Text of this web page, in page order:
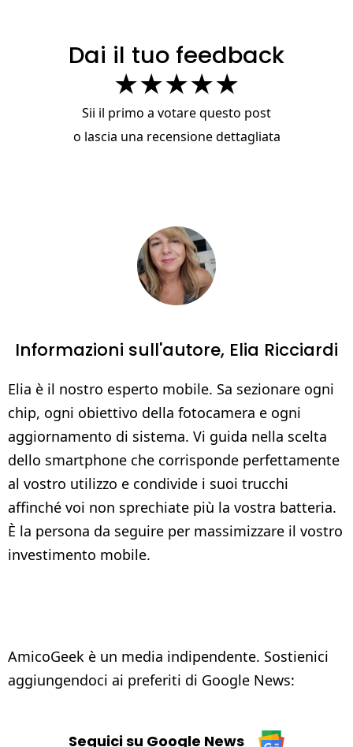
Dai il tuo feedback
★★★★★
Sii il primo a votare questo post
o lascia una recensione dettagliata
Informazioni sull'autore, Elia Ricciardi
Elia è il nostro esperto mobile. Sa sezionare ogni
chip, ogni obiettivo della fotocamera e ogni
aggiornamento di sistema. Vi guida nella scelta
dello smartphone che corrisponde perfettamente
al vostro utilizzo e condivide i suoi trucchi
affinché voi non sprechiate più la vostra batteria.
È la persona da seguire per massimizzare il vostro
investimento mobile.
AmicoGeek è un media indipendente. Sostienici
aggiungendoci ai preferiti di Google News:
Seguici su Google News